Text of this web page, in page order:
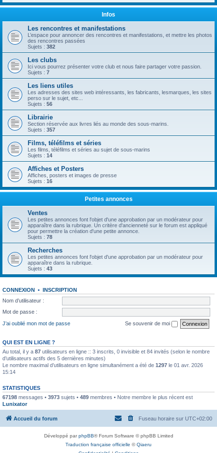
Infos
Les rencontres et manifestations
L’espace pour annoncer des rencontres et manifestations, et mettre les photos
des rencontres passées
Sujets : 382
Les clubs
Ici vous pourrez présenter votre club et nous faire partager votre passion.
Sujets : 7
Les liens utiles
Les adresses des sites web intéressants, les fabricants, lesmarques, les sites
perso sur le sujet, etc...
Sujets : 56
Librairie
Section réservée aux livres liés au monde des sous-marins.
Sujets : 357
Films, téléfilms et séries
Les films, téléfilms et séries au sujet de sous-marins
Sujets : 14
Affiches et Posters
Affiches, posters et images de presse
Sujets : 16
Petites annonces
Ventes
Les petites annonces font l'objet d'une approbation par un modérateur pour
apparaître dans la rubrique. Un critère d'ancienneté sur le forum est appliqué
pour permettre la création d'une petite annonce.
Sujets : 78
Recherches
Les petites annonces font l'objet d'une approbation par un modérateur pour
apparaître dans la rubrique.
Sujets : 43
CONNEXION • INSCRIPTION
Nom d’utilisateur :
Mot de passe :
J’ai oublié mon mot de passe
Se souvenir de moi
QUI EST EN LIGNE ?
Au total, il y a 87 utilisateurs en ligne :: 3 inscrits, 0 invisible et 84 invités (selon le nombre
d’utilisateurs actifs des 5 dernières minutes)
Le nombre maximal d’utilisateurs en ligne simultanément a été de 1297 le 01 avr. 2026
15:14
STATISTIQUES
67198 messages • 3973 sujets • 489 membres • Notre membre le plus récent est
Lunixator
Accueil du forum Fuseau horaire sur UTC+02:00
Développé parphpBB® Forum Software © phpBB Limited
Traduction française officielle ©Qiaeru